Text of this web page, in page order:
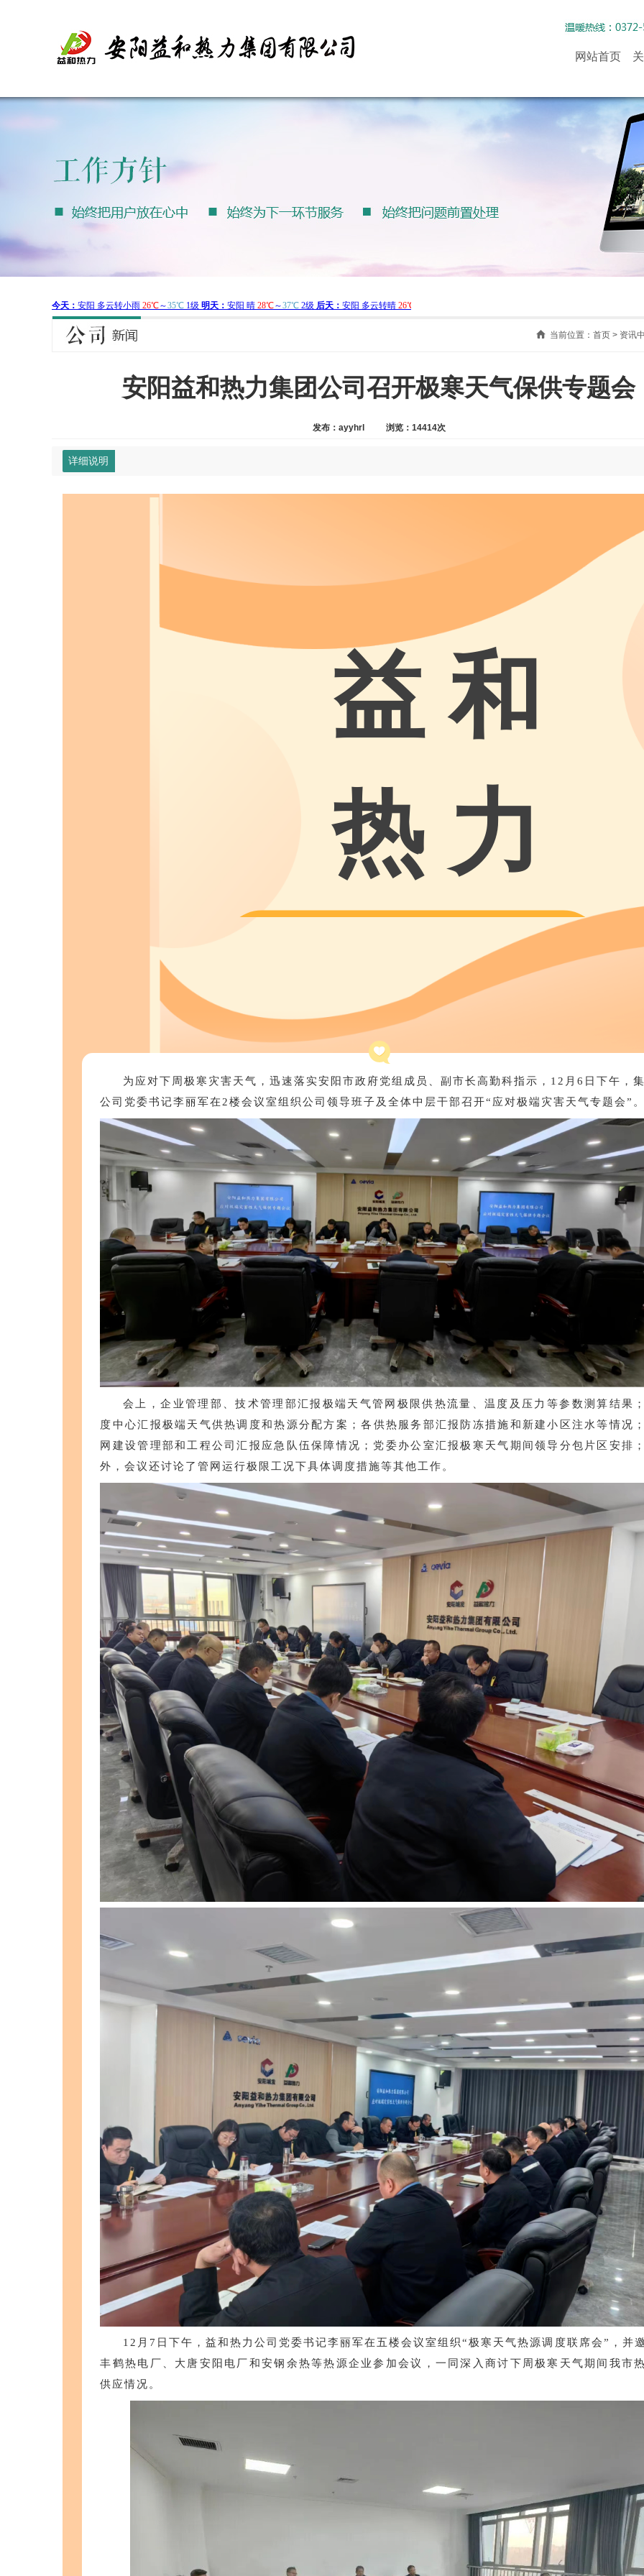
网站首页
当前位置： 首页 > 资讯
安阳益和热力集团公司召开极寒天气保供专题会
发布：ayyhrl 浏览：14414次
详细说明
益 和
热 力
-YIHERELI-
为应对下周极寒灾害天气，迅速落实安阳市政府党组成员、副市长高勤科指示， 12 月6 日下午，
公司党委书记李丽军在 2楼会议室组织公司领导班子及全体中层干部召开“应对极端灾害天气专题会”
会上，企业管理部、技术管理部汇报极端天气管网极限供热流量、温度及压力等参数测算结果
度中心汇报极端天气供热调度和热源分配方案；各供热服务部汇报防冻措施和新建小区注水等情况
网建设管理部和工程公司汇报应急队伍保障情况；党委办公室汇报极寒天气期间领导分包片区安排
外，会议还讨论了管网运行极限工况下具体调度措施等其他工作。
12月7日下午，益和热力公司党委书记李丽军在五楼会议室组织“极寒天气热源调度联席会”，并
丰鹤热电厂、大唐安阳电厂和安钢余热等热源企业参加会议，一同深入商讨下周极寒天气期间我市
供应情况。